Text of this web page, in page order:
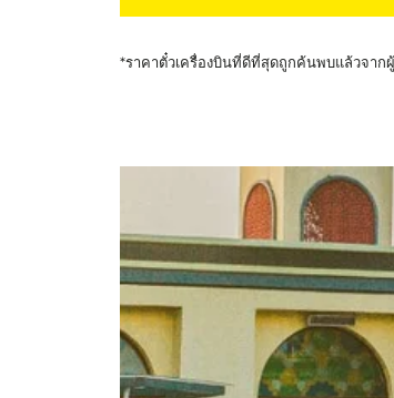
*ราคาตั๋วเครื่องบินที่ดีที่สุดถูกค้นพบแล้วจาก